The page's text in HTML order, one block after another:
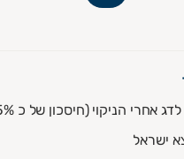
אחרי הניקוי (חיסכון של כ 25%)
ישראל